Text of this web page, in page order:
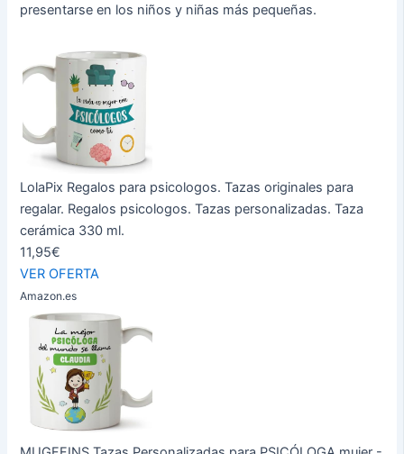
presentarse en los niños y niñas más pequeñas.
LolaPix Regalos para psicologos. Tazas originales para
regalar. Regalos psicologos. Tazas personalizadas. Taza
cerámica 330 ml.
11,95€
VER OFERTA
Amazon.es